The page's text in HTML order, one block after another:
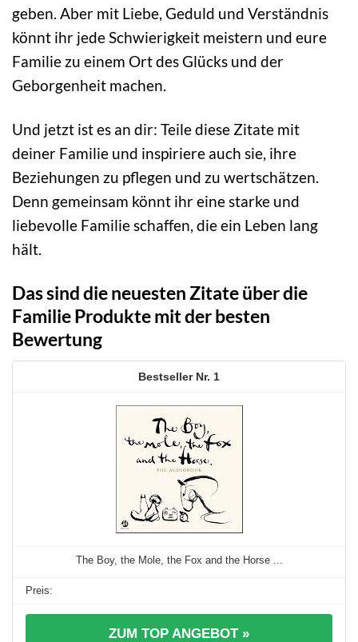
geben. Aber mit Liebe, Geduld und Verständnis
könnt ihr jede Schwierigkeit meistern und eure
Familie zu einem Ort des Glücks und der
Geborgenheit machen.
Und jetzt ist es an dir: Teile diese Zitate mit
deiner Familie und inspiriere auch sie, ihre
Beziehungen zu pflegen und zu wertschätzen.
Denn gemeinsam könnt ihr eine starke und
liebevolle Familie schaffen, die ein Leben lang
hält.
Das sind die neuesten Zitate über die
Familie Produkte mit der besten
Bewertung
1
The Boy, the Mole, the Fox and the Horse ...
ZUM TOP ANGEBOT »